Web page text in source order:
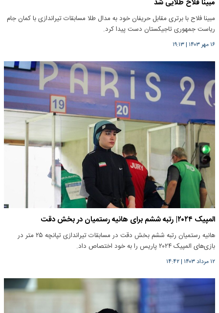
مبینا فلاح طلایی شد
مبینا فلاح با برتری مقابل حریفان خود به مدال طلا مسابقات تیراندازی با کمان جام
ریاست جمهوری تاجیکستان دست پیدا کرد.
۱۶ مهر ۱۴۰۳ |۱۹:۱۳
المپیک ۲۰۲۴| رتبه ششم برای هانیه رستمیان در بخش دقت
هانیه رستمیان رتبه ششم بخش دقت در مسابقات تیراندازی تپانچه ۲۵ متر در
بازی‌های المپیک ۲۰۲۴ پاریس را به خود اختصاص داد.
۱۲ مرداد ۱۴۰۳ |۱۴:۴۲